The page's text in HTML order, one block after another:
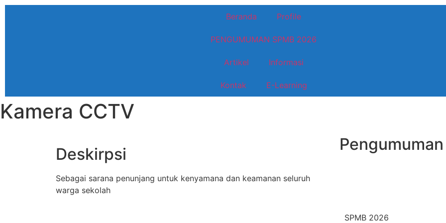
Beranda Profile
PENGUMUMAN SPMB 2026
Artikel Informasi
Kontak E-Learning
Kamera CCTV
Deskirpsi
Sebagai sarana penunjang untuk kenyamana dan keamanan seluruh
warga sekolah
Pengumuman
SPMB 2026